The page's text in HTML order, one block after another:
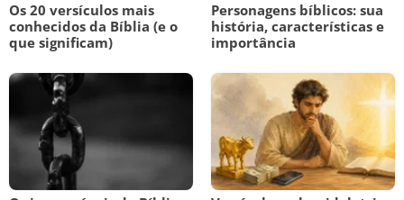
Os 20 versículos mais
conhecidos da Bíblia (e o
que significam)
Personagens bíblicos: sua
história, características e
importância